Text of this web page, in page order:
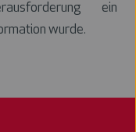
ein
wurde.